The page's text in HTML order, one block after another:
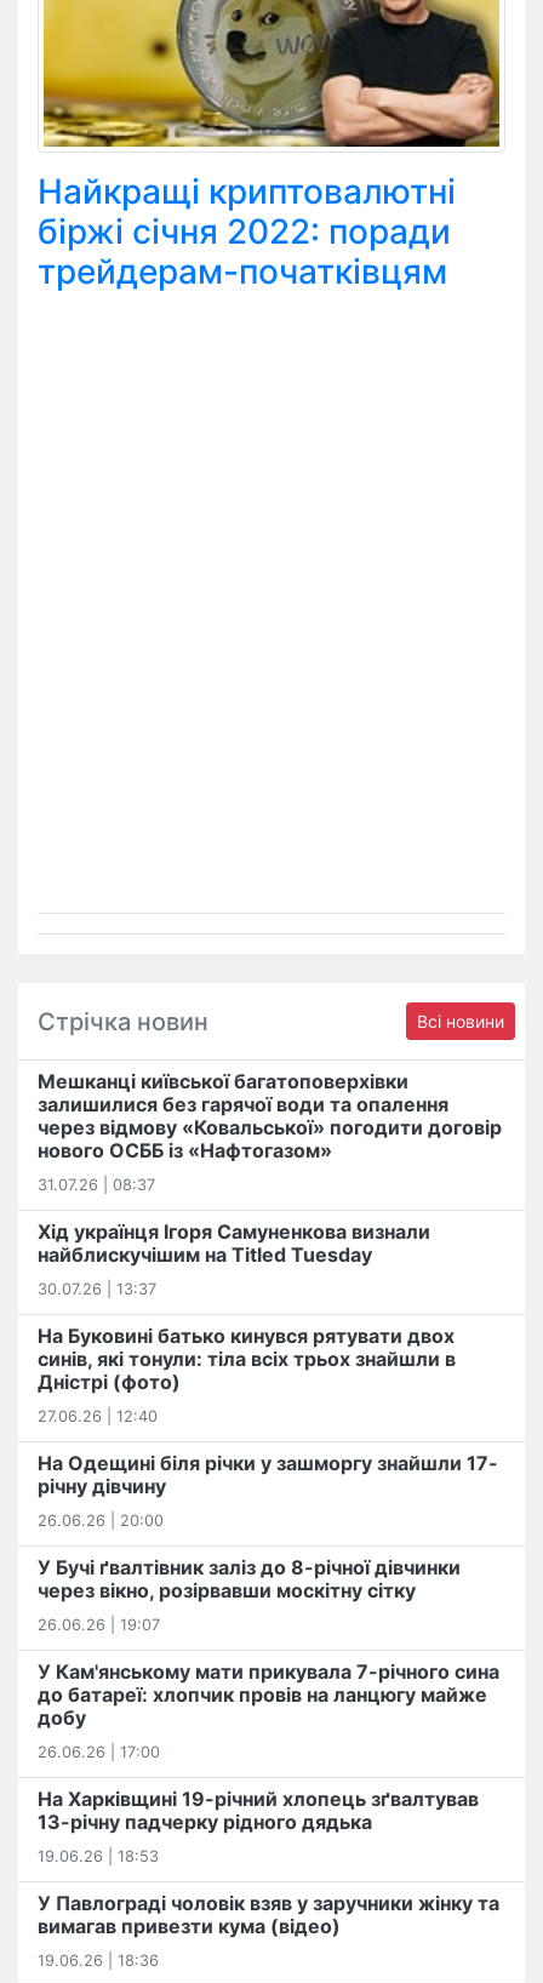
Найкращі криптовалютні
біржі січня 2022: поради
трейдерам-початківцям
Стрічка новин Всі новини
Мешканці київської багатоповерхівки
залишилися без гарячої води та опалення
через відмову «Ковальської» погодити договір
нового ОСББ із «Нафтогазом»
31.07.26 | 08:37
Хід українця Ігоря Самуненкова визнали
найблискучішим на Titled Tuesday
30.07.26 | 13:37
На Буковині батько кинувся рятувати двох
синів, які тонули: тіла всіх трьох знайшли в
Дністрі (фото)
27.06.26 | 12:40
На Одещині біля річки у зашморгу знайшли 17-
річну дівчину
26.06.26 | 20:00
У Бучі ґвалтівник заліз до 8-річної дівчинки
через вікно, розірвавши москітну сітку
26.06.26 | 19:07
У Кам'янському мати прикувала 7-річного сина
до батареї: хлопчик провів на ланцюгу майже
добу
26.06.26 | 17:00
На Харківщині 19-річний хлопець​ ️зґвалтував
13-річну падчерку рідного дядька
19.06.26 | 18:53
У Павлограді чоловік взяв у заручники жінку та
вимагав привезти кума (відео)
19.06.26 | 18:36